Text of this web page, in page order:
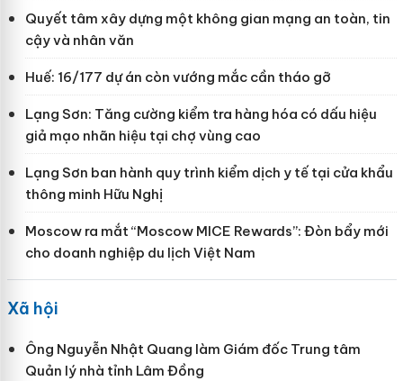
Quyết tâm xây dựng một không gian mạng an toàn, tin
cậy và nhân văn
Huế: 16/177 dự án còn vướng mắc cần tháo gỡ
Lạng Sơn: Tăng cường kiểm tra hàng hóa có dấu hiệu
giả mạo nhãn hiệu tại chợ vùng cao
Lạng Sơn ban hành quy trình kiểm dịch y tế tại cửa khẩu
thông minh Hữu Nghị
Moscow ra mắt “Moscow MICE Rewards”: Đòn bẩy mới
cho doanh nghiệp du lịch Việt Nam
Xã hội
Ông Nguyễn Nhật Quang làm Giám đốc Trung tâm
Quản lý nhà tỉnh Lâm Đồng